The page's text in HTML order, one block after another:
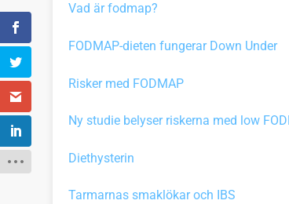
Vad är fodmap?
FODMAP-dieten fungerar Down Under
Risker med FODMAP
Ny studie belyser riskerna med low
Diethysterin
Tarmarnas smaklökar och IBS